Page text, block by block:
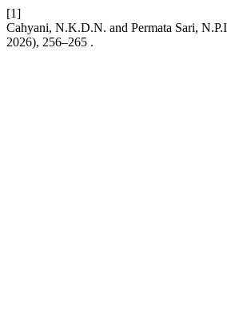
[1]
Cahyani, N.K.D.N. and Permata Sari,
2026), 256–265 .